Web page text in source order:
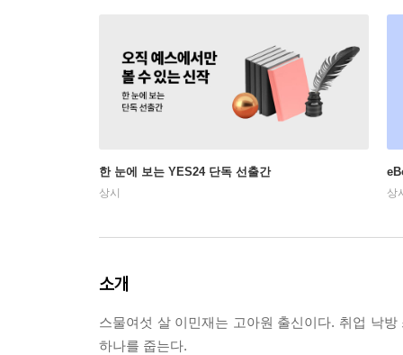
한 눈에 보는 YES24 단독 선출간
상시 상
소개
스물여섯 살 이민재는 고아원 출신이다. 취업 낙
하나를 줍는다.